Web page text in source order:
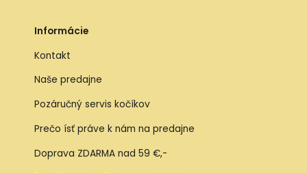
Informácie
Kontakt
Naše predajne
Pozáručný servis kočíkov
Prečo ísť práve k nám na predajne
Doprava ZDARMA nad 59 €,-